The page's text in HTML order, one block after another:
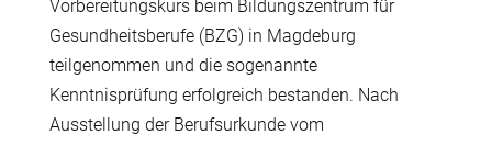
Vorbereitungskurs beim Bildungszentrum für
Gesundheitsberufe (BZG) in Magdeburg
teilgenommen und die sogenannte
Kenntnisprüfung erfolgreich bestanden. Nach
Ausstellung der Berufsurkunde vom